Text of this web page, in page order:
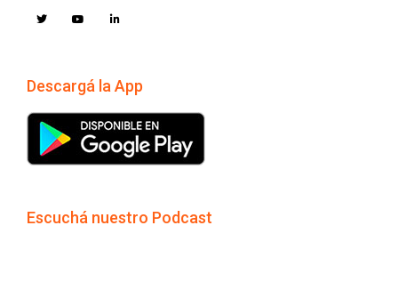
Descargá la App
Escuchá nuestro Podcast